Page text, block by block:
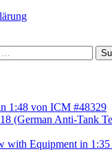
1:48 von ICM #48329
(German Anti-Tank
with Equipment in